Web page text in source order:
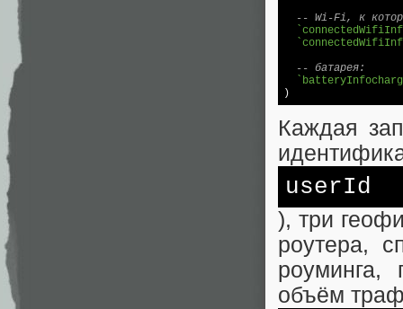
-- Wi-Fi, к
-- батарея:
)
Каждая
userId
), три
роутера,
роуминга,
объём